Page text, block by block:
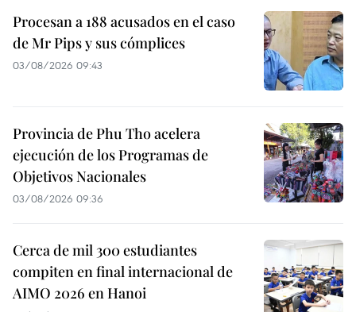
Procesan a 188 acusados en el caso
de Mr Pips y sus cómplices
03/08/2026 09:43
Provincia de Phu Tho acelera
ejecución de los Programas de
Objetivos Nacionales
03/08/2026 09:36
Cerca de mil 300 estudiantes
compiten en final internacional de
AIMO 2026 en Hanoi